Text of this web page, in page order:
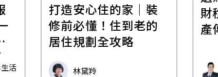
活
打造安心住的家｜裝
修前必懂！住到老的
居住規劃全攻略
林黛羚
財
產